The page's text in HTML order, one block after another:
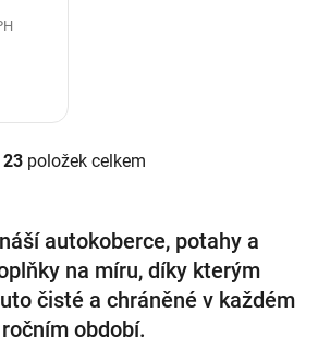
O
á
d
a
c
í
p
23položek celkem
autokoberce, potahy a
na míru, díky kterým
čisté a chráněné v každém
ročním období.